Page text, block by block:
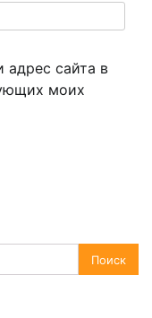
адрес сайта в
моих